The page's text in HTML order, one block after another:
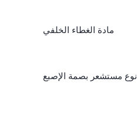
مادة الغطاء الخلفي
نوع مستشعر بصمة الإصبع